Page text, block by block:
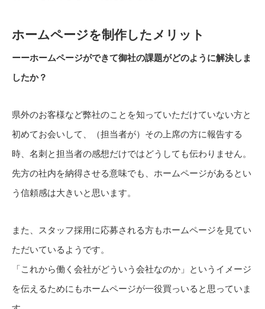
ホームページを制作したメリット
ーーホームページができて御社の課題がどのように解決しま
したか？
県外のお客様など弊社のことを知っていただけていない方と
初めてお会いして、（担当者が）その上席の方に報告する
時、名刺と担当者の感想だけではどうしても伝わりません。
先方の社内を納得させる意味でも、ホームページがあるとい
う信頼感は大きいと思います。
また、スタッフ採用に応募される方もホームページを見てい
ただいているようです。
「これから働く会社がどういう会社なのか」というイメージ
を伝えるためにもホームページが一役買っいると思っていま